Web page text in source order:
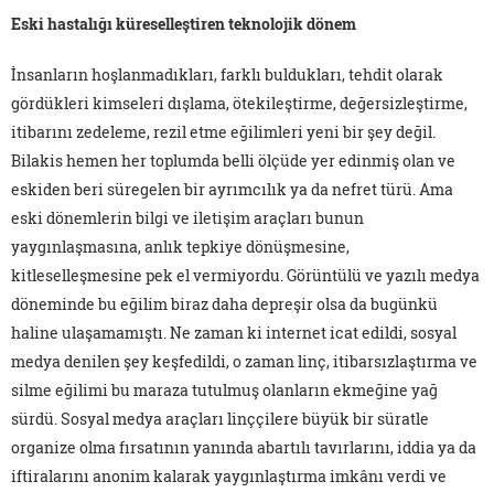
Eski hastalığı küreselleştiren teknolojik dönem
İnsanların hoşlanmadıkları, farklı buldukları, tehdit olarak
gördükleri kimseleri dışlama, ötekileştirme, değersizleştirme,
itibarını zedeleme, rezil etme eğilimleri yeni bir şey değil.
Bilakis hemen her toplumda belli ölçüde yer edinmiş olan ve
eskiden beri süregelen bir ayrımcılık ya da nefret türü. Ama
eski dönemlerin bilgi ve iletişim araçları bunun
yaygınlaşmasına, anlık tepkiye dönüşmesine,
kitleselleşmesine pek el vermiyordu. Görüntülü ve yazılı medya
döneminde bu eğilim biraz daha depreşir olsa da bugünkü
haline ulaşamamıştı. Ne zaman ki internet icat edildi, sosyal
medya denilen şey keşfedildi, o zaman linç, itibarsızlaştırma ve
silme eğilimi bu maraza tutulmuş olanların ekmeğine yağ
sürdü. Sosyal medya araçları linççilere büyük bir süratle
organize olma fırsatının yanında abartılı tavırlarını, iddia ya da
iftiralarını anonim kalarak yaygınlaştırma imkânı verdi ve